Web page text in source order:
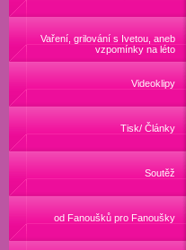
Vaření, grilování s Ivetou, aneb
vzpomínky na léto
Videoklipy
Tisk/ Články
Soutěž
od Fanoušků pro Fanoušky